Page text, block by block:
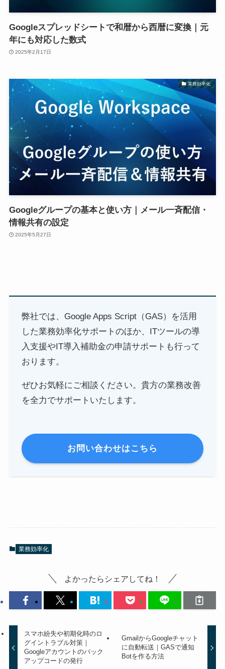
Googleスプレッドシートで和暦から西暦に変換｜元
年にも対応した数式
2025年2月17日
業務効率化
Googleグループの基本と使い方｜メール一斉配信・
情報共有の設定
2025年5月27日
弊社では、Google Apps Script（GAS）を活用
した業務効率化サポートのほか、ITツールの導
入支援やIT導入補助金の申請サポートも行って
おります。
ぜひお気軽にご相談ください。貴方の業務改善
を全力でサポートいたします。
お問い合わせはこちら
業務効率化
よかったらシェアしてね！
スマホ紛失や初期化時のロ
グイントラブル対策｜
Googleアカウントのバック
アップコードの発行
GmailからGoogleチャット
に自動転送｜GASで通知
Botを作る方法